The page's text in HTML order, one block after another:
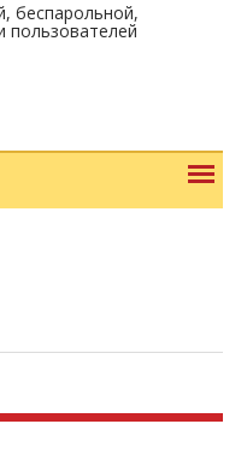
беспарольной,
пользователей